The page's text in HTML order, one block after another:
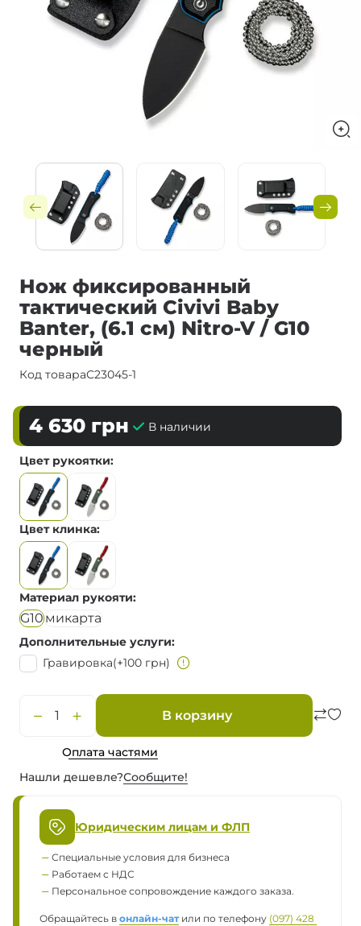
Нож фиксированный
тактический Civivi Baby
Banter, (6.1 см) Nitro-V / G10
черный
Код товараC23045-1
4 630 грн В наличии
Цвет рукоятки
Цвет клинка
Материал рукояти
G10микарта
Дополнительные услуги
Гравировка(+100 грн)
В корзину
Оплата частями
Нашли дешевле?Сообщите!
Юридическим лицам и ФЛП
Специальные условия для бизнеса
Работаем с НДС
Персональное сопровождение каждого заказа.
Обращайтесь в онлайн-чатили по телефону (097) 428